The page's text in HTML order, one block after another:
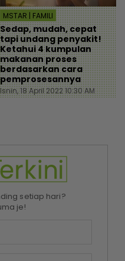
MSTAR | FAMILI
Sedap, mudah, cepat
tapi undang penyakit!
Ketahui 4 kumpulan
makanan proses
berdasarkan cara
pemprosesannya
Isnin, 18 April 2022 10:30 AM
setiap hari?
je!